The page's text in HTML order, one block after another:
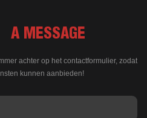
A MESSAGE
achter op het contactformulier, zodat
kunnen aanbieden!